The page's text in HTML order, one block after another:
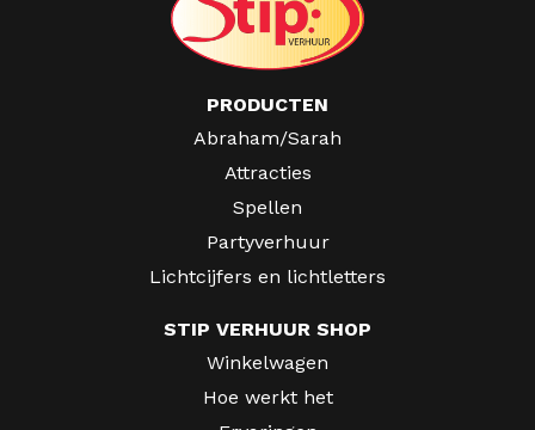
PRODUCTEN
Abraham/Sarah
Attracties
Spellen
Partyverhuur
Lichtcijfers en lichtletters
STIP VERHUUR SHOP
Winkelwagen
Hoe werkt het